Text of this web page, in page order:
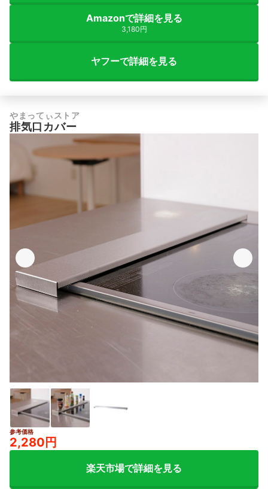
Amazonで詳細を見る
3,180円
ヤフーで詳細を見る
やまってぃストア
排気口カバー
参考価格
2,280円
楽天市場で詳細を見る